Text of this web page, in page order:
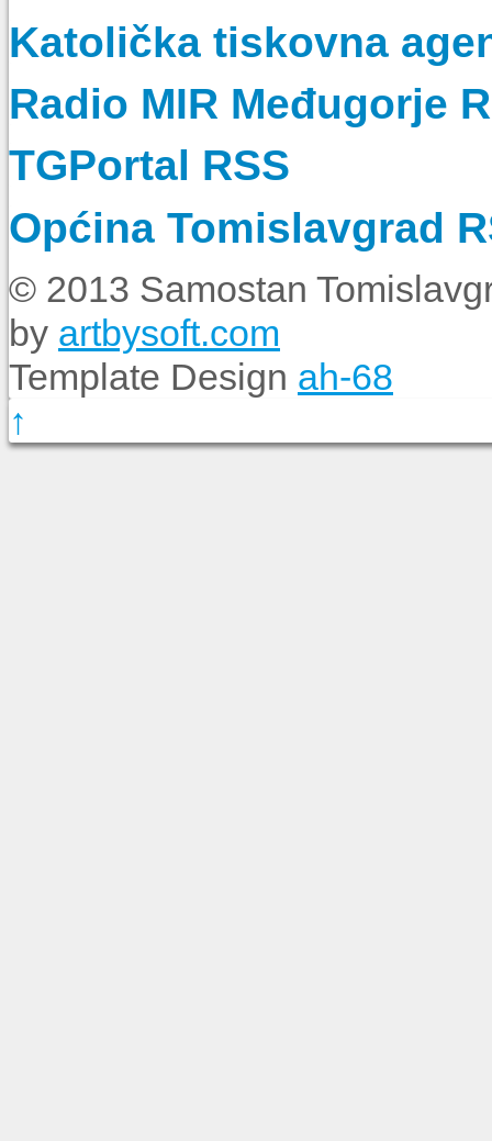
Katolička tiskovna
Radio MIR Međugorje
TGPortal RSS
Općina Tomislavgrad
© 2013 Samostan
by artbysoft.com
Template Design ah-68
↑